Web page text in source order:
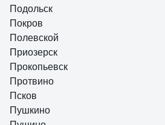
Подольск
Покров
Полевской
Приозерск
Прокопьевск
Протвино
Псков
Пушкино